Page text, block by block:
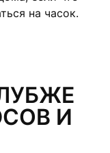
на часок.
И